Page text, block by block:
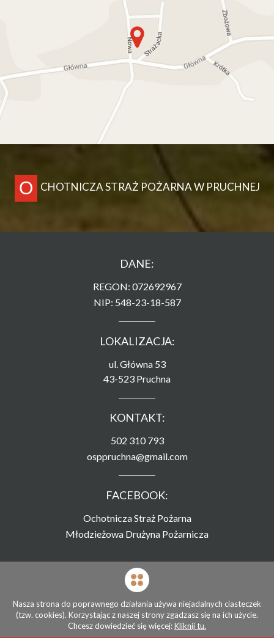
O CHOTNICZA STRAŻ POŻARNA W PRUCHNEJ
DANE:
REGON: 072692967
NIP: 548-23-18-587
LOKALIZACJA:
ul. Główna 53
43-523 Pruchna
KONTAKT:
502 310 793
osppruchna@gmail.com
FACEBOOK:
Ochotnicza Straż Pożarna
Młodzieżowa Drużyna Pożarnicza
Strona zamieszczona na serwerze
Związku Ochotniczych Straży Pożarnych RP
© Ochotnicza Straż Pożarna Pruchna 2026
Nasza strona do poprawnego działania używa niejadalnych ciasteczek
(tzw. cookies). Korzystając z naszej strony zgadzasz się na ich użycie.
Chcesz dowiedzieć się więcej:Kliknij tu.